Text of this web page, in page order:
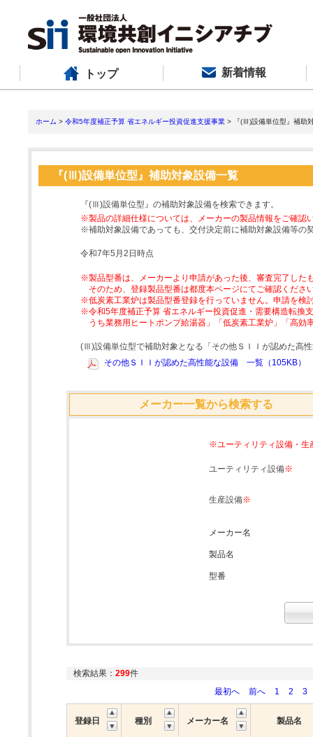
トップ 新着情報
ホーム > 令和5年度補正予算 省エネルギー投資促進支援事業 > 『(Ⅲ)設備単位型』補助
『(Ⅲ)設備単位型』補助対象設備一覧
『(Ⅲ)設備単位型』の補助対象設備を検索できます。
※製品の詳細仕様については、メーカーの製品情報をご確認
※補助対象設備であっても、交付決定前に補助対象設備等の
令和7年5月2日時点
※製品型番は、メーカーより申請があった後、審査完了した
そのため、登録製品型番は都度本ページにてご確認くださ
※低炭素工業炉は製品型番登録を行っていません。申請を検
※令和5年度補正予算 省エネルギー投資促進・需要構造転換
うち業務用ヒートポンプ給湯器」「低炭素工業炉」「高
(Ⅲ)設備単位型で補助対象となる「その他ＳＩＩが認めた高
その他ＳＩＩが認めた高性能な設備 一覧（105KB）
メーカー一覧から検索する
※ユーティリティ設備・生
ユーティリティ設備※
生産設備※
メーカー名
製品名
型番
検索結果： 299件
最初へ
前へ 1 2 3
登録日 種別 メーカー名 製品名